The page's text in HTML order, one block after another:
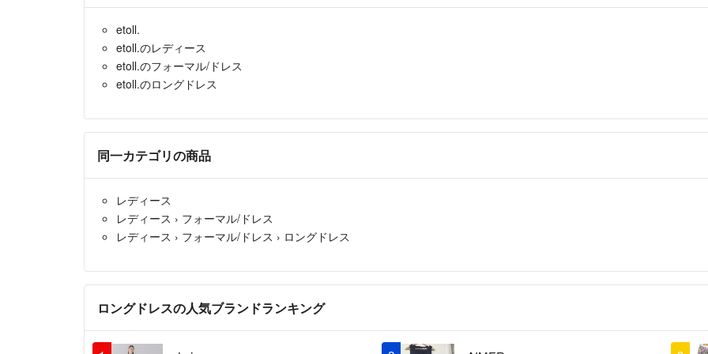
何卒よろしくお
etoll.
etoll.のレディース
etoll.のフォーマル/ドレス
etoll.のロングドレス
同一カテゴリの商品
レディース
レディース › フォーマル/ドレス
レディース › フォーマル/ドレス › ロングドレス
ロングドレスの人気ブランドランキング